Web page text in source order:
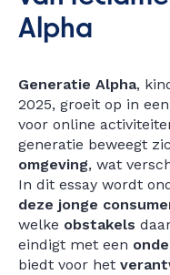
Alpha
Generatie Alpha,
2025, groeit op in
voor online
generatie beweegt
omgeving, wat
In dit essay wordt
deze jonge
welke obstakels
eindigt met een
biedt voor het